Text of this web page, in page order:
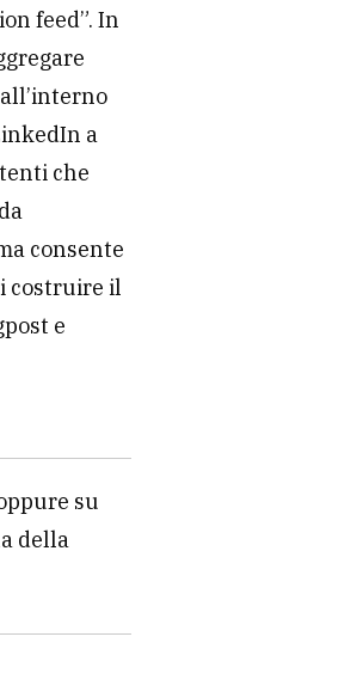
feed”. In
a
che
consente
costruire il
e
su
della